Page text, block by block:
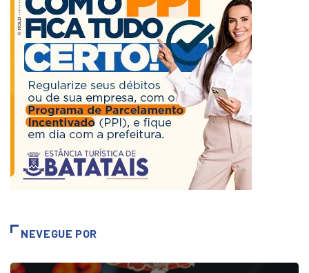
NEVEGUE POR